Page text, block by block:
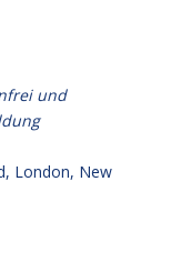
und
London, New